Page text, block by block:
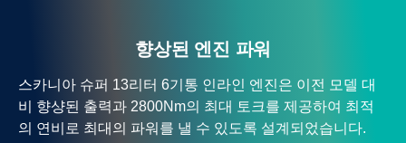
향상된 엔진 파워
스카니아 슈퍼 13리터 6기통 인라인 엔진은 이전 모델 대
비 향샹된 출력과 2800Nm의 최대 토크를 제공하여 최적
의 연비로 최대의 파워를 낼 수 있도록 설계되었습니다.